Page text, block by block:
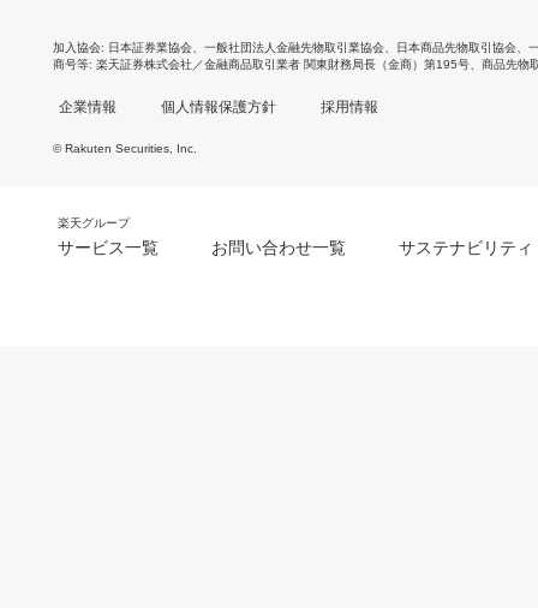
加入協会 日本証券業協会 一般社団法人金融先物取引業協会 日本商品先物取引協会
商号等 楽天証券株式会社／金融商品取引業者 関東財務局長（金商）第195号、商品先物
企業情報 個人情報保護方針 採用情報
© Rakuten Securities, Inc.
楽天グループ
サービス一覧 お問い合わせ一覧 サステナビリティ